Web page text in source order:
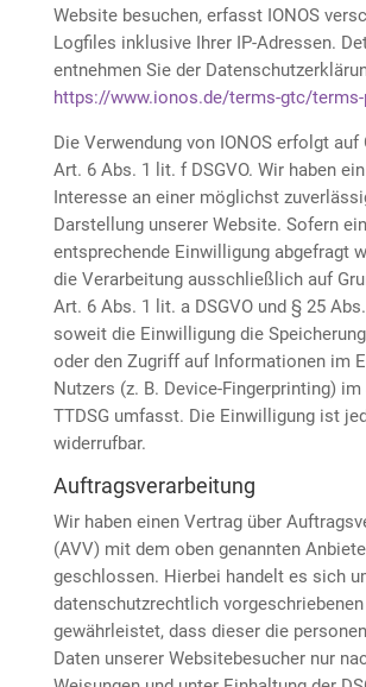
Website besuchen, erfasst IONOS
Logfiles inklusive Ihrer IP-Adressen.
entnehmen Sie der
https://www.ionos.de/terms-gtc/terms-
Die Verwendung von IONOS erfolgt auf
Art. 6 Abs. 1 lit. f DSGVO. Wir haben
Interesse an einer möglichst
Darstellung unserer Website. Sofern
entsprechende Einwilligung abgefragt
die Verarbeitung ausschließlich auf
Art. 6 Abs. 1 lit. a DSGVO und § 25
soweit die Einwilligung die
oder den Zugriff auf Informationen im
Nutzers (z. B. Device-Fingerprinting) im
TTDSG umfasst. Die Einwilligung ist
widerrufbar.
Auftragsverarbeitung
Wir haben einen Vertrag über
(AVV) mit dem oben genannten
geschlossen. Hierbei handelt es sich
datenschutzrechtlich
gewährleistet, dass dieser die
Daten unserer Websitebesucher nur